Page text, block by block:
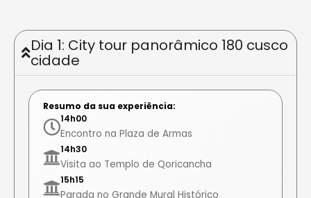
Dia 1: City tour panorâmico 180 cusco
cidade
Resumo da sua experiência:
14h00
Encontro na Plaza de Armas
14h30
Visita ao Templo de Qoricancha
15h15
Parada no Grande Mural Histórico